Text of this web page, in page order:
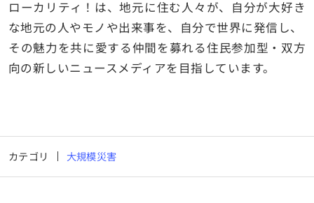
ローカリティ！は、地元に住む人々が、自分が大好き
な地元の人やモノや出来事を、自分で世界に発信し、
その魅力を共に愛する仲間を募れる住民参加型・双方
向の新しいニュースメディアを目指しています。
カテゴリ 大規模災害